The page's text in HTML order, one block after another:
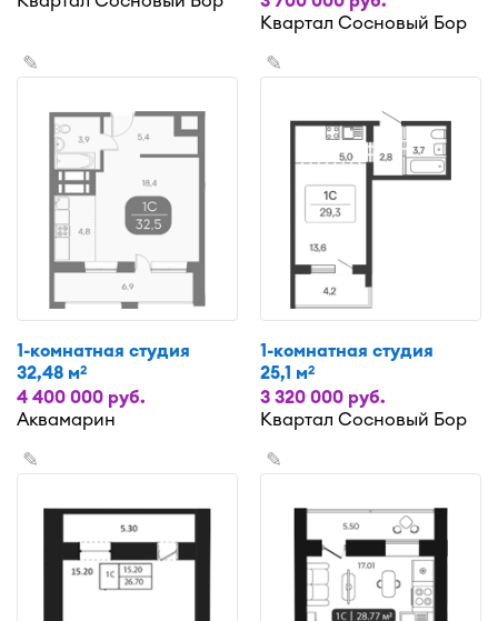
Квартал Сосновый Бор
✎
1-комнатная студия
32,48 м2
4 400 000 руб.
Аквамарин
✎
1-комнатная студия
25,1 м2
3 320 000 руб.
Квартал Сосновый Бор
✎ ✎